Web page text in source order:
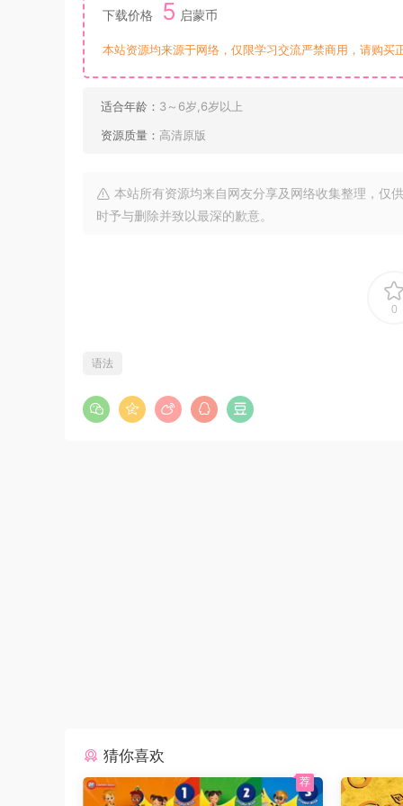
下载价格 5 启蒙币
本站资源均来源于网络，仅限学习交流严禁商用，请购买
适合年龄： 3～6岁,6岁以上
资源质量： 高清原版
本站所有资源均来自网友分享及网络收集整理，仅
时予与删除并致以最深的歉意。
0
语法
猜你喜欢
荐